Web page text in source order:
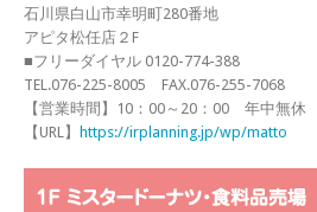
石川県白山市幸明町280番地
アピタ松任店２F
■フリーダイヤル 0120-774-388
TEL.076-225-8005 FAX.076-255-7068
【営業時間】10：00～20：00 年中無休
【URL】 https://irplanning.jp/wp/matto